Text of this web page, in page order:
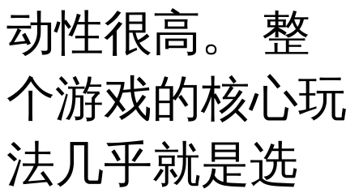
动性很高。 整
个游戏的核心玩
法几乎就是选